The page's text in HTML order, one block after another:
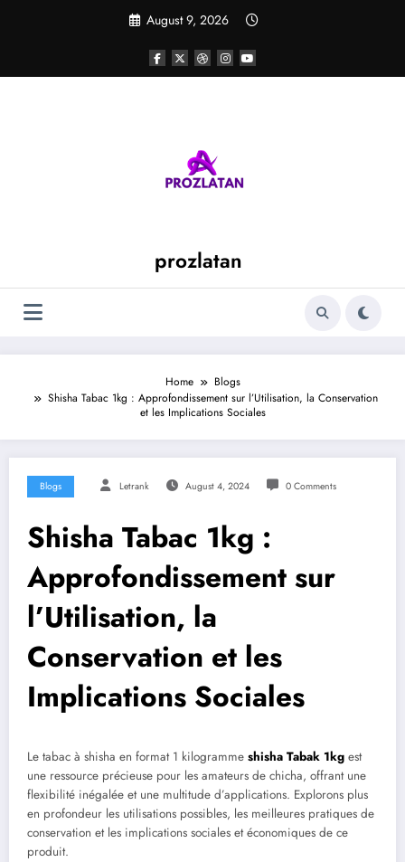
August 9, 2026
prozlatan
Home
Blogs
Shisha Tabac 1kg : Approfondissement sur l’Utilisation, la Conservation
et les Implications Sociales
Blogs Letrank August 4, 2024 0 Comments
Shisha Tabac 1kg :
Approfondissement sur
l’Utilisation, la
Conservation et les
Implications Sociales
Le tabac à shisha en format 1 kilogramme shisha Tabak 1kg est
une ressource précieuse pour les amateurs de chicha, offrant une
flexibilité inégalée et une multitude d’applications. Explorons plus
en profondeur les utilisations possibles, les meilleures pratiques de
conservation et les implications sociales et économiques de ce
produit.